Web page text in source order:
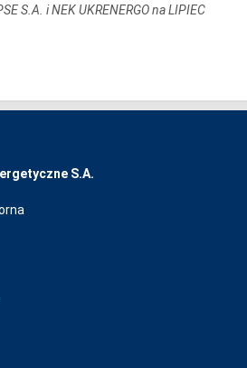
S.A. i NEK UKRENERGO na LIPIEC
S.A.